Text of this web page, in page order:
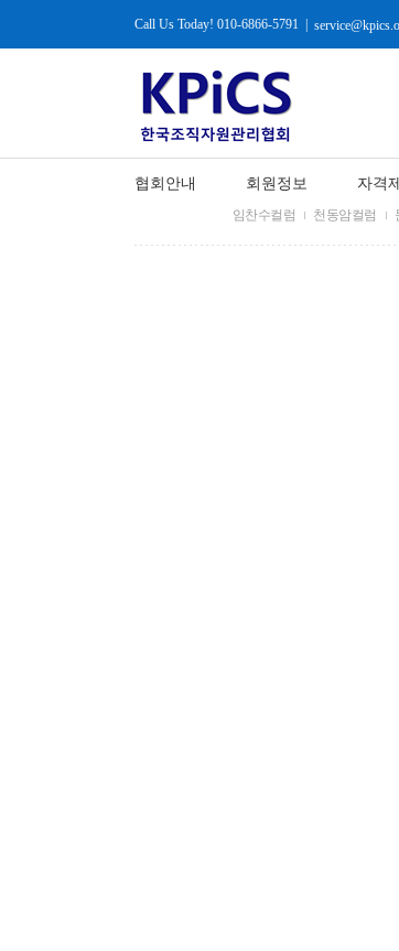
Call Us Today! 010-6866-5791 |
협회안내 회원정보 자격
임찬수컬럼 천동암컬럼